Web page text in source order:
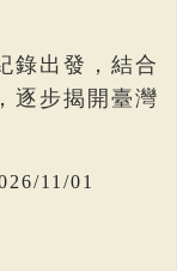
錄出發，結合
逐步揭開臺灣
11/01